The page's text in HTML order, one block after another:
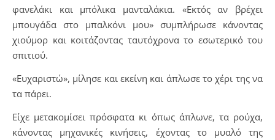
φανελάκι και μπόλικα μανταλάκια. «Εκτός αν βρέχει
μπουγάδα στο μπαλκόνι μου» συμπλήρωσε κάνοντας
χιούμορ και κοιτάζοντας ταυτόχρονα το εσωτερικό του
σπιτιού.
«Ευχαριστώ», μίλησε και εκείνη και άπλωσε το χέρι της να
τα πάρει.
Είχε μετακομίσει πρόσφατα κι όπως άπλωνε, τα ρούχα,
κάνοντας μηχανικές κινήσεις, έχοντας το μυαλό της